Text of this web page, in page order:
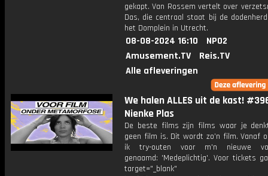
gekapt. Van Rossem vertelt over
Das, die centraal staat bij de
het Domplein in Utrecht.
08-08-2024 16:10
NPO2
Amusement.TV
Reis.TV
Alle afleveringen
We halen ALLES uit de kast!
Nienke Plas
De beste films zijn films waar je
geen film is. Dit wordt zo’n film. Vanaf
ik try-outen voor m'n nieuwe
genaamd: 'Medeplichtig'. Voor tickets
target="_blank"